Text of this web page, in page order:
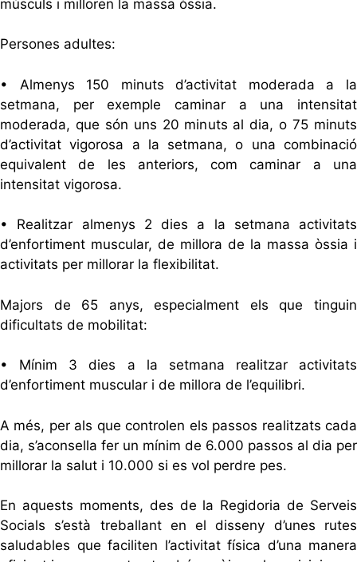
músculs i milloren la massa òssia.
Persones adultes:
• Almenys 150 minuts d’activitat moderada a la
setmana, per exemple caminar a una intensitat
moderada, que són uns 20 minuts al dia, o 75 minuts
d’activitat vigorosa a la setmana, o una combinació
equivalent de les anteriors, com caminar a una
intensitat vigorosa.
• Realitzar almenys 2 dies a la setmana activitats
d’enfortiment muscular, de millora de la massa òssia i
activitats per millorar la flexibilitat.
Majors de 65 anys, especialment els que tinguin
dificultats de mobilitat:
• Mínim 3 dies a la setmana realitzar activitats
d’enfortiment muscular i de millora de l’equilibri.
A més, per als que controlen els passos realitzats cada
dia, s’aconsella fer un mínim de 6.000 passos al dia per
millorar la salut i 10.000 si es vol perdre pes.
En aquests moments, des de la Regidoria de Serveis
Socials s’està treballant en el disseny d’unes rutes
saludables que faciliten l’activitat física d’una manera